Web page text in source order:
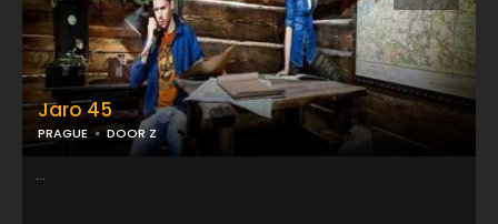
Jaro 45
PRAGUE DOOR Z
...